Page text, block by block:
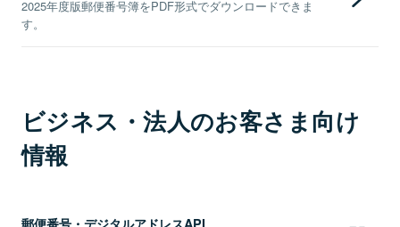
2025年度版郵便番号簿をPDF形式でダウンロードできま
す。
ビジネス・法人のお客さま向け
情報